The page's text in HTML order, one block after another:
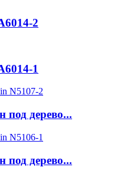
2
1
под дерево...
под дерево...